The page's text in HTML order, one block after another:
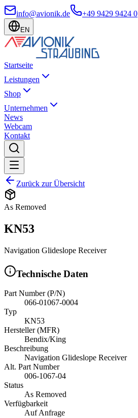
info@avionik.de +49 9429 9424 0
EN
Startseite
Leistungen
Shop
Unternehmen
News
Webcam
Kontakt
Zurück zur Übersicht
As Removed
KN53
Navigation Glideslope Receiver
Technische Daten
Part Number (P/N)
066-01067-0004
Typ
KN53
Hersteller (MFR)
Bendix/King
Beschreibung
Navigation Glideslope Receiver
Alt. Part Number
006-1067-04
Status
As Removed
Verfügbarkeit
Auf Anfrage